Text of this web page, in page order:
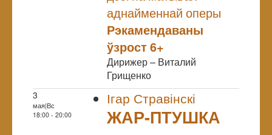
аднайменнай оперы
Рэкамендаваны
ўзрост 6+
Дирижер – Виталий
Грищенко
3
мая|Вс
18:00 - 20:00
Ігар Стравінскі
ЖАР-ПТУШКА